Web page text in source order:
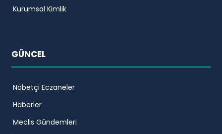
Kurumsal Kimlik
GÜNCEL
Nöbetçi Eczaneler
Haberler
Meclis Gündemleri